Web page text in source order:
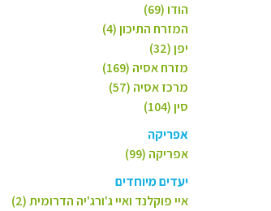
הודו (69)
המזרח התיכון (4)
יפן (32)
מזרח אסיה (169)
מרכז אסיה (57)
סין (104)
אפריקה
אפריקה (99)
יעדים מיוחדים
איי פוקלנד ואיי ג'ורג'יה הדרומית (2)